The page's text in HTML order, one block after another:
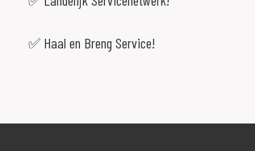
✅ Haal en Breng Service!